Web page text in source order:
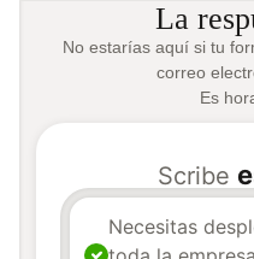
La
No estarías aquí si tu
correo
Es
Scribe
Necesitas